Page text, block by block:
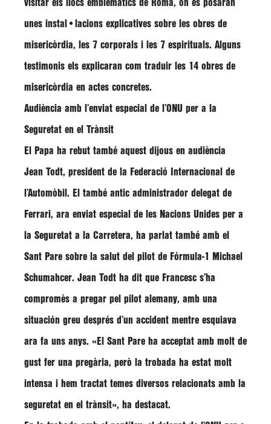
visitar els llocs emblemàtics de Roma, on es posaran
unes instal•lacions explicatives sobre les obres de
misericòrdia, les 7 corporals i les 7 espirituals. Alguns
testimonis els explicaran com traduir les 14 obres de
misericòrdia en actes concretes.
Audiència amb l’enviat especial de l’ONU per a la
Seguretat en el Trànsit
El Papa ha rebut també aquest dijous en audiència
Jean Todt, president de la Federació Internacional de
l’Automòbil. El també antic administrador delegat de
Ferrari, ara enviat especial de les Nacions Unides per a
la Seguretat a la Carretera, ha parlat també amb el
Sant Pare sobre la salut del pilot de Fórmula-1 Michael
Schumahcer. Jean Todt ha dit que Francesc s’ha
compromès a pregar pel pilot alemany, amb una
situación greu després d’un accident mentre esquiava
ara fa uns anys. «El Sant Pare ha acceptat amb molt de
gust fer una pregària, però la trobada ha estat molt
intensa i hem tractat temes diversos relacionats amb la
seguretat en el trànsit», ha destacat.